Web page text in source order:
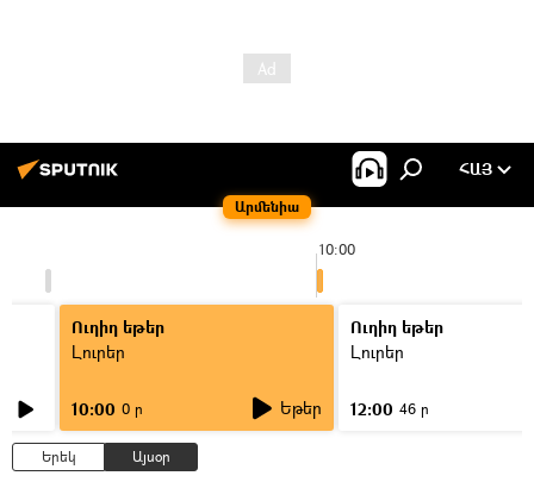
Արմենիա
ՀԱՅ
10:00
Ուղիղ եթեր
Լուրեր
10:00 0 ր Եթեր
Ուղիղ եթեր
Լուրեր
12:00 46 ր
Երեկ Այսօր